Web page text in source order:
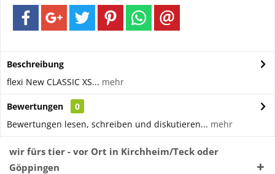
Beschreibung
flexi New CLASSIC XS... mehr
Bewertungen
0
Bewertungen lesen, schreiben und diskutieren... mehr
wir fürs tier - vor Ort in Kirchheim/Teck oder
Göppingen